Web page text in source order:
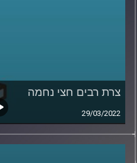
צרת רבים חצי נחמה
29/03/2022